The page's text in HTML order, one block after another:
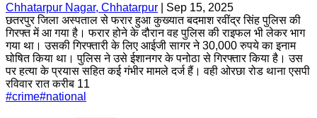
Chhatarpur Nagar, Chhatarpur
Sep 15, 2025
छतरपुर जिला अस्पताल से फरार हुआ कुख्यात बदमाश रवींद्र सिंह पुलिस की
गिरफ्त में आ गया है। फरार होने के दौरान वह पुलिस की राइफल भी लेकर भाग
गया था। उसकी गिरफ्तारी के लिए आईजी सागर ने 30,000 रुपये का इनाम
घोषित किया था। पुलिस ने उसे ईशानगर के पनोठा से गिरफ्तार किया है। उस
पर हत्या के प्रयास सहित कई गंभीर मामले दर्ज हैं। वही ओरछा रोड थाना एसपी
रविवार रात करीब 11
#crime#national